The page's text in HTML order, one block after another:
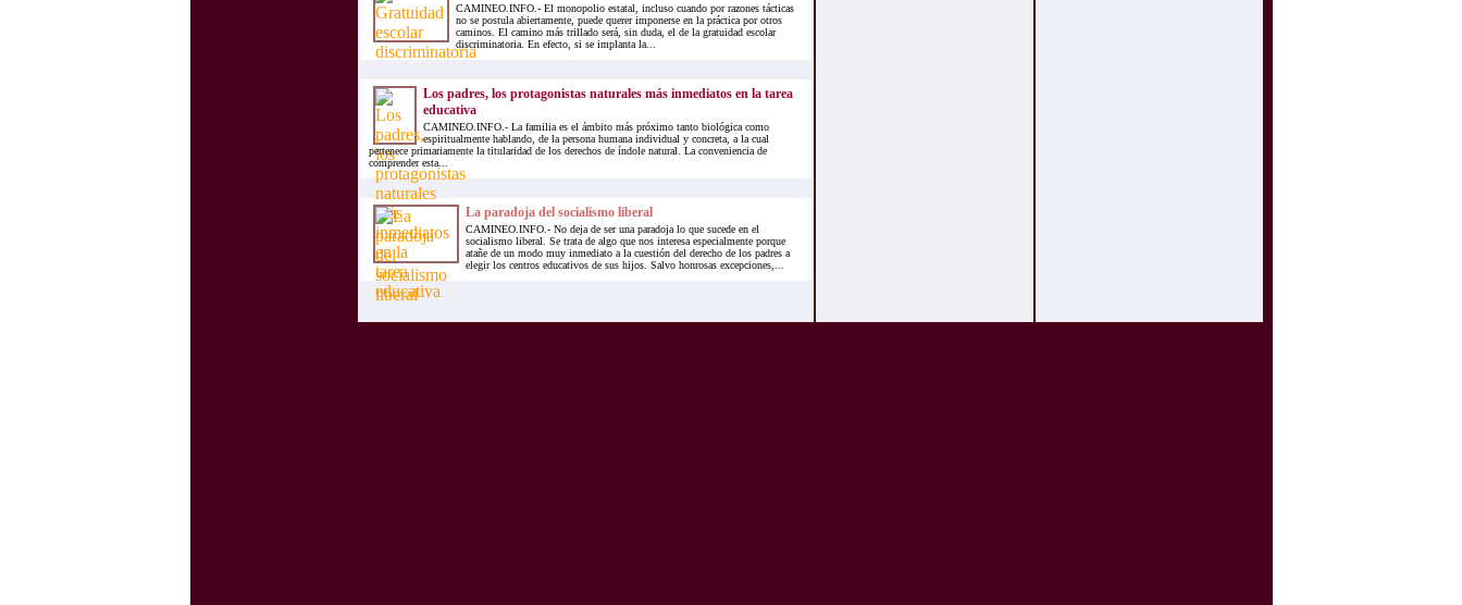
CAMINEO.INFO.- El monopolio estatal, incluso cuando por razones tácticas
no se postula abiertamente, puede querer imponerse en la práctica por otros
caminos. El camino más trillado será, sin duda, el de la gratuidad escolar
discriminatoria. En efecto, si se implanta la...
Los padres, los protagonistas naturales más inmediatos en la tarea
educativa
CAMINEO.INFO.- La familia es el ámbito más próximo tanto biológica como
espiritualmente hablando, de la persona humana individual y concreta, a la cual
pertenece primariamente la titularidad de los derechos de índole natural. La conveniencia de
comprender esta...
La paradoja del socialismo liberal
CAMINEO.INFO.- No deja de ser una paradoja lo que sucede en el
socialismo liberal. Se trata de algo que nos interesa especialmente porque
atañe de un modo muy inmediato a la cuestión del derecho de los padres a
elegir los centros educativos de sus hijos. Salvo honrosas excepciones,...